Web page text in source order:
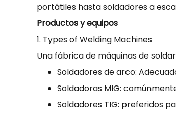
portátiles hasta soldadores a
Productos y equipos
1. Types of Welding Machines
Una fábrica de máquinas de
Soldadores de arco:
Soldadoras MIG:
Soldadores TIG: preferidos